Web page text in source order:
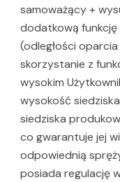
samoważący +
dodatkową funkcję
(odległości
skorzystanie z
wysokim
wysokość
siedziska
co gwarantuje jej
odpowiednią
posiada regulację